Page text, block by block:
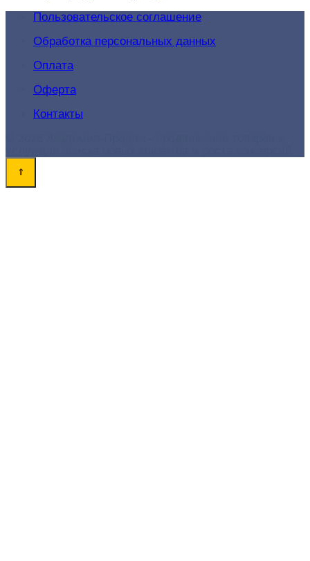
Пользовательское соглашение
Обработка персональных данных
Оплата
Оферта
Контакты